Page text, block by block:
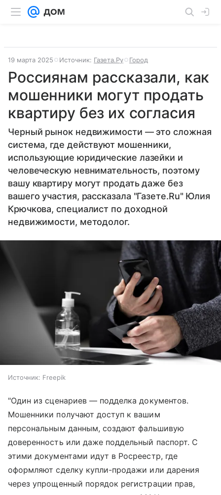
19 марта 2025 Источник: Газета.Ру Город
Россиянам рассказали, как
мошенники могут продать
квартиру без их согласия
Черный рынок недвижимости — это сложная
система, где действуют мошенники,
использующие юридические лазейки и
человеческую невнимательность, поэтому
вашу квартиру могут продать даже без
вашего участия, рассказала "Газете.Ru" Юлия
Крючкова, специалист по доходной
недвижимости, методолог.
Источник: Freepik
"Один из сценариев — подделка документов.
Мошенники получают доступ к вашим
персональным данным, создают фальшивую
доверенность или даже поддельный паспорт. С
этими документами идут в Росреестр, где
оформляют сделку купли-продажи или дарения
через упрощенный порядок регистрации прав,